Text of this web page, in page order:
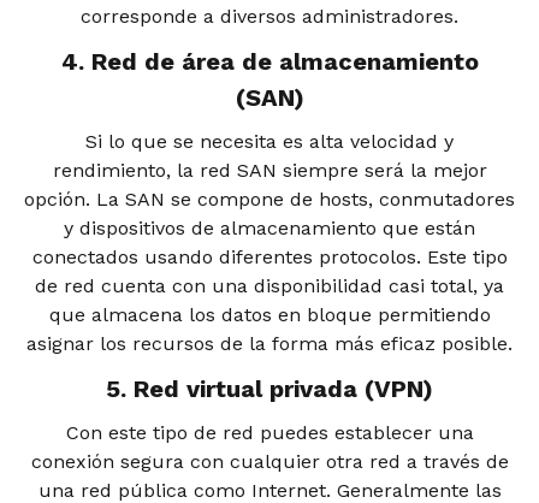
corresponde a diversos administradores.
4. Red de área de almacenamiento
(SAN)
Si lo que se necesita es alta velocidad y
rendimiento, la red SAN siempre será la mejor
opción. La SAN se compone de hosts, conmutadores
y dispositivos de almacenamiento que están
conectados usando diferentes protocolos. Este tipo
de red cuenta con una disponibilidad casi total, ya
que almacena los datos en bloque permitiendo
asignar los recursos de la forma más eficaz posible.
5. Red virtual privada (VPN)
Con este tipo de red puedes establecer una
conexión segura con cualquier otra red a través de
una red pública como Internet. Generalmente las